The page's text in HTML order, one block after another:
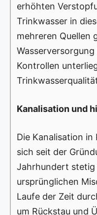
erhöhten
Trinkwasser in
mehreren Quellen
Kontrollen
Kanalisation und
Die Kanalisation in
sich seit der
Jahrhundert
ursprünglichen
Laufe der Zeit
um Rückstau und